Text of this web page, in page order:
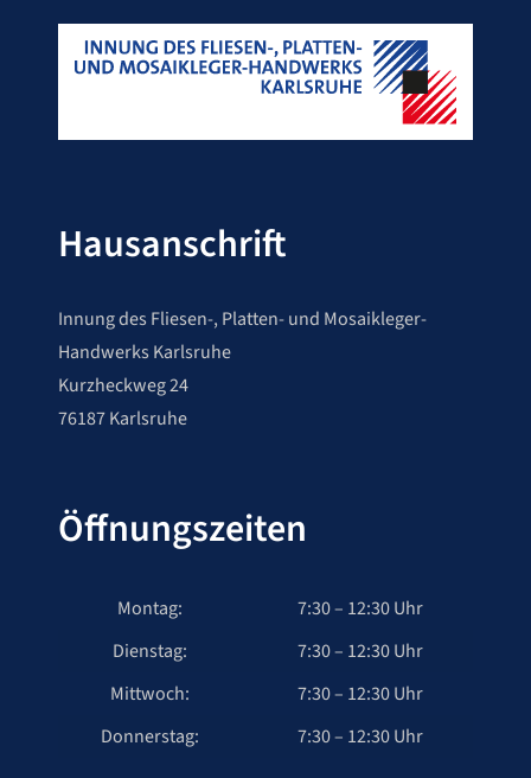
Hausanschrift
Innung des Fliesen-, Platten- und Mosaikleger-
Handwerks Karlsruhe
Kurzheckweg 24
76187 Karlsruhe
Öffnungszeiten
Montag:
7:30 – 12:30 Uhr
Dienstag:
7:30 – 12:30 Uhr
Mittwoch:
7:30 – 12:30 Uhr
Donnerstag:
7:30 – 12:30 Uhr